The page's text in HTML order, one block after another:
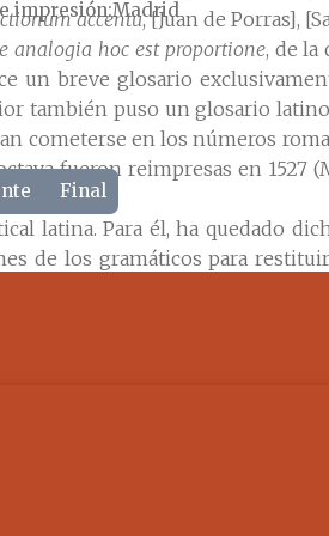
accentu, [Juan de Porras],
analogia hoc est proportione, de la
un breve glosario
también puso un glosario
cometerse en los números
fueron reimpresas en 1527
latina. Para él, ha quedado
de los gramáticos para
y conjunción) y dicción, y en
libro titulado «De las
impresión Madrid
Final